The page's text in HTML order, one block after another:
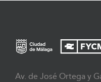
Av. de José Ortega y